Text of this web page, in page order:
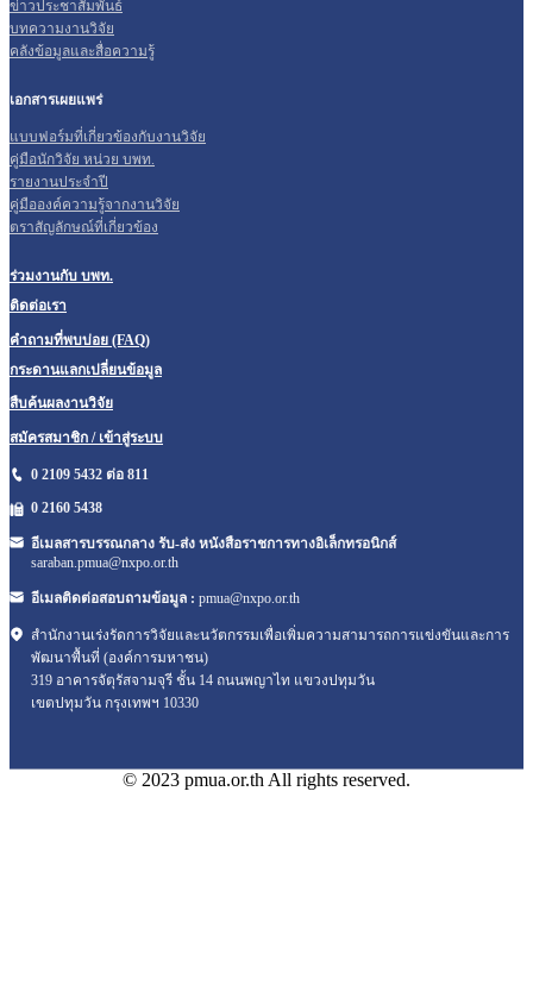
ข่าวประชาสัมพันธ์
บทความงานวิจัย
คลังข้อมูลและสื่อความรู้
เอกสารเผยแพร่
แบบฟอร์มที่เกี่ยวข้องกับงานวิจัย
คู่มือนักวิจัย หน่วย บพท.
รายงานประจำปี
คู่มือองค์ความรู้จากงานวิจัย
ตราสัญลักษณ์ที่เกี่ยวข้อง
ร่วมงานกับ บพท.
ติดต่อเรา
คำถามที่พบบ่อย (FAQ)
กระดานแลกเปลี่ยนข้อมูล
สืบค้นผลงานวิจัย
สมัครสมาชิก / เข้าสู่ระบบ
0 2109 5432 ต่อ 811
0 2160 5438
อีเมลสารบรรณกลาง รับ-ส่ง หนังสือราชการทางอิเล็กทรอนิกส์
saraban.pmua@nxpo.or.th
อีเมลติดต่อสอบถามข้อมูล : pmua@nxpo.or.th
สำนักงานเร่งรัดการวิจัยและนวัตกรรมเพื่อเพิ่มความสามารถการแข่งขันและการ
พัฒนาพื้นที่ (องค์การมหาชน)
319 อาคารจัตุรัสจามจุรี ชั้น 14 ถนนพญาไท แขวงปทุมวัน
เขตปทุมวัน กรุงเทพฯ 10330
© 2023 pmua.or.th All rights reserved.